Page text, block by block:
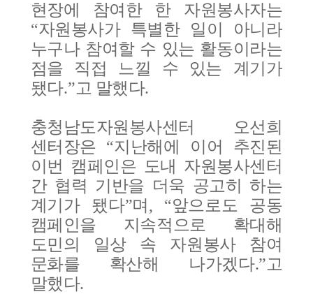
현장에 참여한 한 자원봉사자는
“자원봉사가 특별한 일이 아니라
누구나 참여할 수 있는 활동이라는
점을 직접 느낄 수 있는 계기가
됐다.”고 말했다.
충청남도자원봉사센터 오선희
센터장은 “지난해에 이어 추진된
이번 캠페인은 도내 자원봉사센터
간 협력 기반을 더욱 공고히 하는
계기가 됐다”며 , “앞으로도 공동
캠페인을 지속적으로 확대해
도민의 일상 속 자원봉사 참여
문화를 확산해 나가겠다.”고
말했다.